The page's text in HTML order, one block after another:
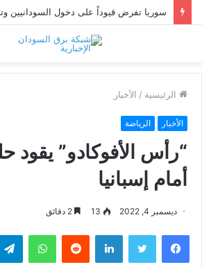
الرئيسية / الأخبار
الأخبار الرياضة
“رأس الأفوكادو” يقود
أمام إسبانيا
ديسمبر 4, 2022 13
فيسبوك تويتر لينكدإن واتساب